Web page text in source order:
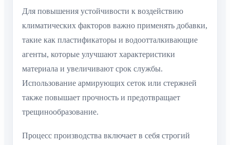
Для повышения устойчивости к воздействию
климатических факторов важно применять добавки,
такие как пластификаторы и водоотталкивающие
агенты, которые улучшают характеристики
материала и увеличивают срок службы.
Использование армирующих сеток или стержней
также повышает прочность и предотвращает
трещинообразование.
Процесс производства включает в себя строгий